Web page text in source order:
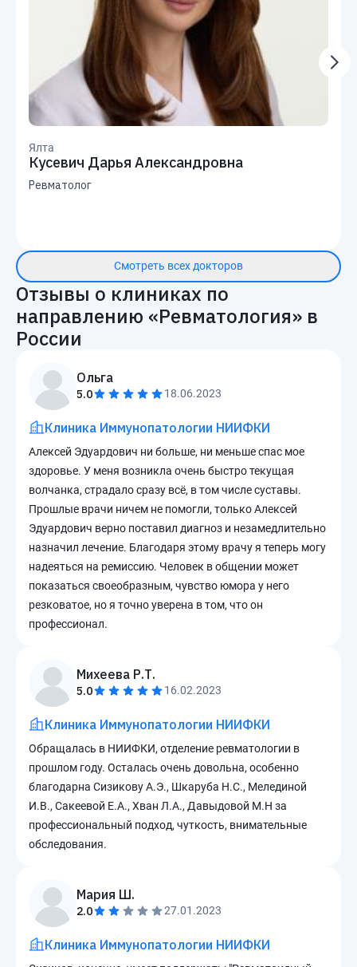
Ялта
Кусевич Дарья Александровна
Ревматолог
Смотреть всех докторов
Отзывы о клиниках по
направлению «Ревматология» в
России
Ольга
5.0 18.06.2023
Клиника Иммунопатологии НИИФКИ
Алексей Эдуардович ни больше, ни меньше спас мое
здоровье. У меня возникла очень быстро текущая
волчанка, страдало сразу всё, в том числе суставы.
Прошлые врачи ничем не помогли, только Алексей
Эдуардович верно поставил диагноз и незамедлительно
назначил лечение. Благодаря этому врачу я теперь могу
надеяться на ремиссию. Человек в общении может
показаться своеобразным, чувство юмора у него
резковатое, но я точно уверена в том, что он
профессионал.
Михеева Р.Т.
5.0 16.02.2023
Клиника Иммунопатологии НИИФКИ
Обращалась в НИИФКИ, отделение ревматологии в
прошлом году. Осталась очень довольна, особенно
благодарна Сизикову А.Э., Шкаруба Н.С., Мелединой
И.В., Сакеевой Е.А., Хван Л.А., Давыдовой М.Н за
профессиональный подход, чуткость, внимательные
обследования.
Мария Ш.
2.0 27.01.2023
Клиника Иммунопатологии НИИФКИ